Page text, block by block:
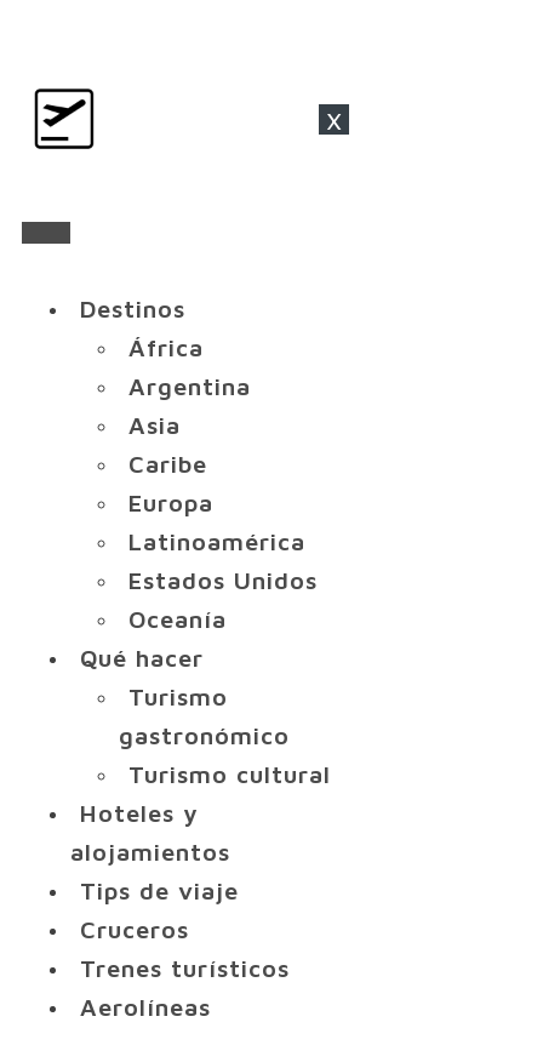
x
Destinos
África
Argentina
Asia
Caribe
Europa
Latinoamérica
Estados Unidos
Oceanía
Qué hacer
Turismo
gastronómico
Turismo cultural
Hoteles y
alojamientos
Tips de viaje
Cruceros
Trenes turísticos
Aerolíneas